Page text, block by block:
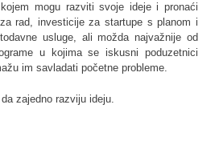
mogu razviti svoje ideje i pronaći
rad, investicije za startupe s planom i
usluge, ali možda najvažnije od
u kojima se iskusni poduzetnici
im savladati početne probleme.
zajedno razviju ideju.